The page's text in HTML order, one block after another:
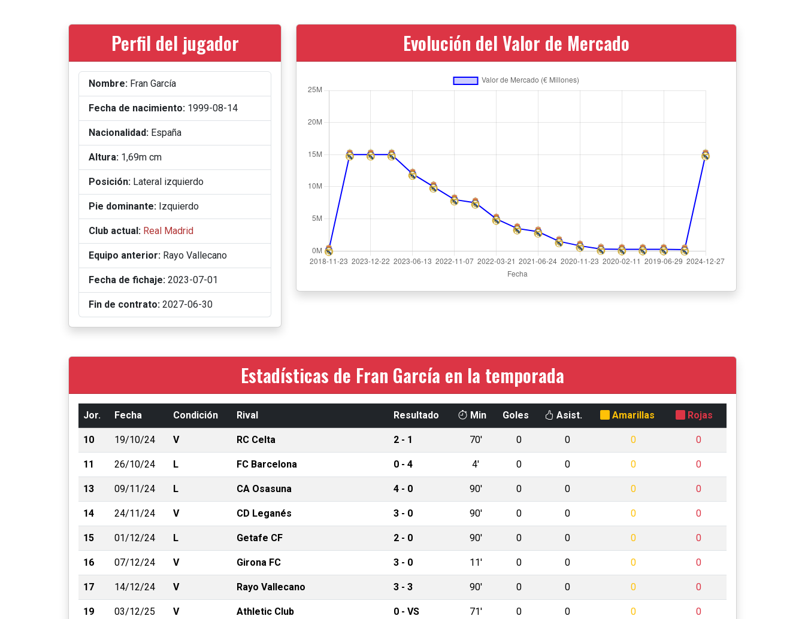
Perfil del jugador
Nombre: Fran García
Fecha de nacimiento: 1999-08-14
Nacionalidad: España
Altura: 1,69m cm
Posición: Lateral izquierdo
Pie dominante: Izquierdo
Club actual: Real Madrid
Equipo anterior: Rayo Vallecano
Fecha de fichaje: 2023-07-01
Fin de contrato: 2027-06-30
Evolución del Valor de Mercado
Estadísticas de Fran García en la temporada
Jor. Fecha Condición Rival Resultado Min Goles Asist. Amarillas Rojas
10 19/10/24 V RC Celta 2 - 1 70' 0 0 0 0
11 26/10/24 L FC Barcelona 0 - 4 4' 0 0 0 0
13 09/11/24 L CA Osasuna 4 - 0 90' 0 0 0 0
14 24/11/24 V CD Leganés 3 - 0 90' 0 0 0 0
15 01/12/24 L Getafe CF 2 - 0 90' 0 0 0 0
16 07/12/24 V Girona FC 3 - 0 11' 0 0 0 0
17 14/12/24 V Rayo Vallecano 3 - 3 90' 0 0 0 0
19 03/12/25 V Athletic Club 0 - VS 71' 0 0 0 0